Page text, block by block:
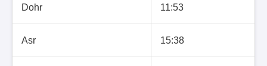
Dohr 11:53
Asr 15:38